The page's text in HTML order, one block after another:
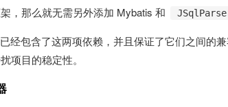
，那么就无需另外添加 Mybatis 和
经包含了这两项依赖，并且保证了它们之间的
项目的稳定性。